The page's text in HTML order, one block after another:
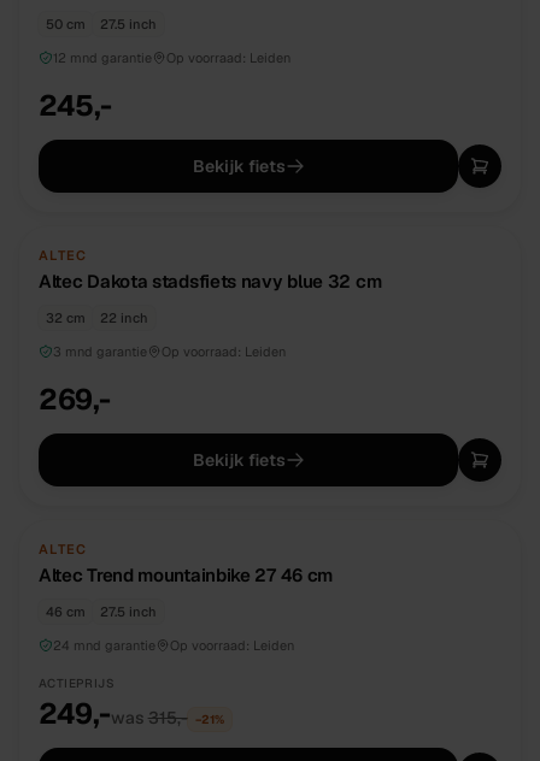
50 cm
27.5 inch
12 mnd garantie
Op voorraad: Leiden
245,-
Bekijk fiets
NIEUW
ALTEC
Altec Dakota stadsfiets navy blue 32 cm
32 cm
22 inch
3 mnd garantie
Op voorraad: Leiden
269,-
Bekijk fiets
NIEUW
ALTEC
Altec Trend mountainbike 27 46 cm
46 cm
27.5 inch
24 mnd garantie
Op voorraad: Leiden
ACTIEPRIJS
249,-was 315,- −21%